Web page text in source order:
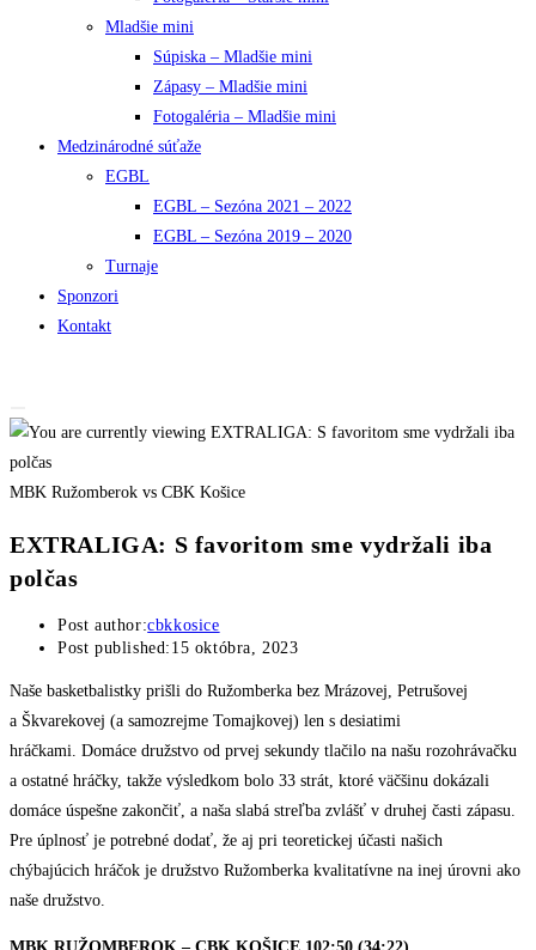
Mladšie mini
Súpiska – Mladšie mini
Zápasy – Mladšie mini
Fotogaléria – Mladšie mini
Medzinárodné súťaže
EGBL
EGBL – Sezóna 2021 – 2022
EGBL – Sezóna 2019 – 2020
Turnaje
Sponzori
Kontakt
MBK Ružomberok vs CBK Košice
EXTRALIGA: S favoritom sme vydržali iba
polčas
Post author:cbkkosice
Post published: 15 októbra, 2023
Naše basketbalistky prišli do Ružomberka bez Mrázovej, Petrušovej
a Škvarekovej (a samozrejme Tomajkovej) len s desiatimi
hráčkami. Domáce družstvo od prvej sekundy tlačilo na našu rozohrávačku
a ostatné hráčky, takže výsledkom bolo 33 strát, ktoré väčšinu dokázali
domáce úspešne zakončiť, a naša slabá streľba zvlášť v druhej časti zápasu.
Pre úplnosť je potrebné dodať, že aj pri teoretickej účasti našich
chýbajúcich hráčok je družstvo Ružomberka kvalitatívne na inej úrovni ako
naše družstvo.